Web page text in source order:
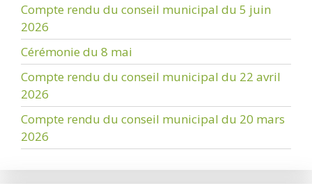
Compte rendu du conseil municipal du 5 juin
2026
Cérémonie du 8 mai
Compte rendu du conseil municipal du 22 avril
2026
Compte rendu du conseil municipal du 20 mars
2026